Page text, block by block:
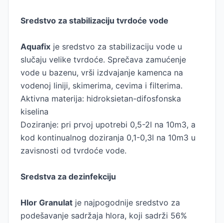
Sredstvo za stabilizaciju tvrdoće vode
Aquafix je sredstvo za stabilizaciju vode u
slučaju velike tvrdoće. Sprečava zamućenje
vode u bazenu, vrši izdvajanje kamenca na
vodenoj liniji, skimerima, cevima i filterima.
Aktivna materija: hidroksietan-difosfonska
kiselina
Doziranje: pri prvoj upotrebi 0,5-2l na 10m3, a
kod kontinualnog doziranja 0,1-0,3l na 10m3 u
zavisnosti od tvrdoće vode.
Sredstva za dezinfekciju
Hlor Granulat je najpogodnije sredstvo za
podešavanje sadržaja hlora, koji sadrži 56%